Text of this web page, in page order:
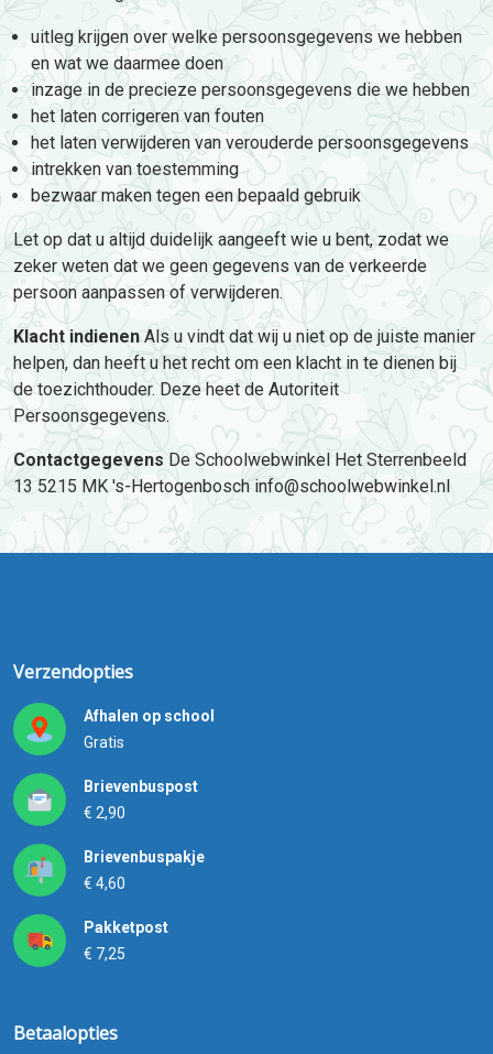
uitleg krijgen over welke persoonsgegevens we hebben
en wat we daarmee doen
inzage in de precieze persoonsgegevens die we hebben
het laten corrigeren van fouten
het laten verwijderen van verouderde persoonsgegevens
intrekken van toestemming
bezwaar maken tegen een bepaald gebruik
Let op dat u altijd duidelijk aangeeft wie u bent, zodat we
zeker weten dat we geen gegevens van de verkeerde
persoon aanpassen of verwijderen.
Klacht indienenAls u vindt dat wij u niet op de juiste manier
helpen, dan heeft u het recht om een klacht in te dienen bij
de toezichthouder. Deze heet de Autoriteit
Persoonsgegevens.
ContactgegevensDe Schoolwebwinkel Het Sterrenbeeld
13 5215 MK 's-Hertogenbosch info@schoolwebwinkel.nl
Verzendopties
Afhalen op school
Gratis
Brievenbuspost
€ 2,90
Brievenbuspakje
€ 4,60
Pakketpost
€ 7,25
Betaalopties